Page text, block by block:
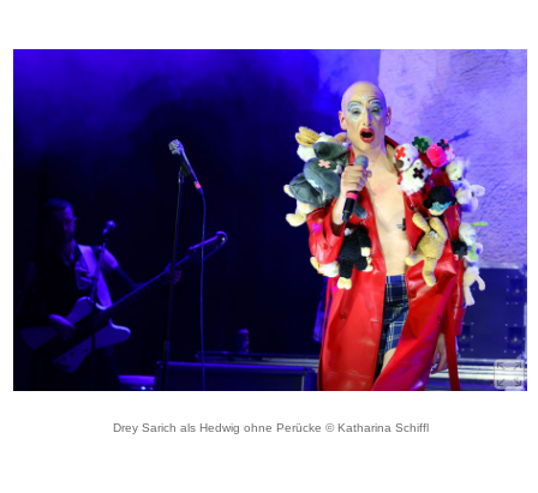
Drey Sarich als Hedwig ohne Perücke © Katharina Schiffl